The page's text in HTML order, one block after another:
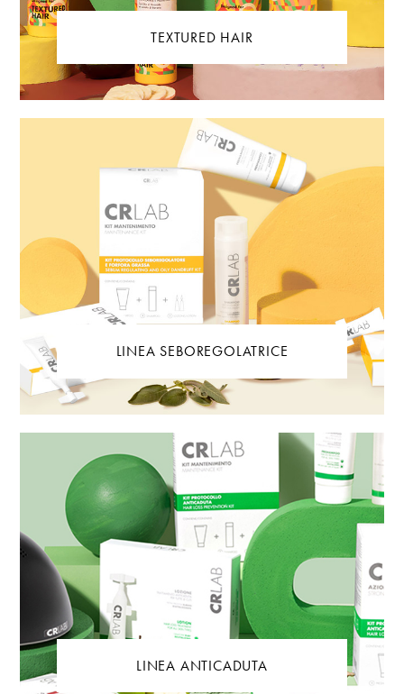
TEXTURED HAIR
LINEA SEBOREGOLATRICE
LINEA ANTICADUTA